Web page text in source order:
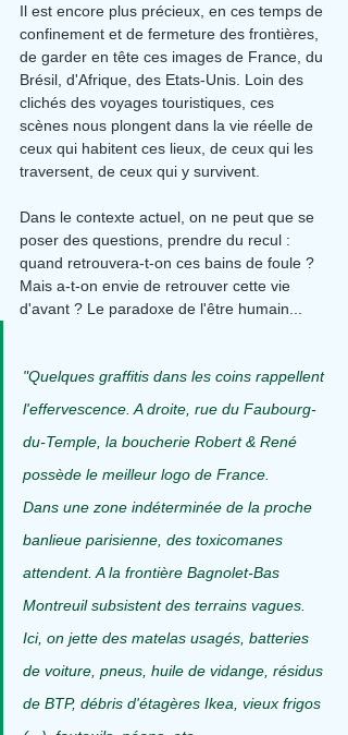
Il est encore plus précieux, en ces temps de
confinement et de fermeture des frontières,
de garder en tête ces images de France, du
Brésil, d'Afrique, des Etats-Unis. Loin des
clichés des voyages touristiques, ces
scènes nous plongent dans la vie réelle de
ceux qui habitent ces lieux, de ceux qui les
traversent, de ceux qui y survivent.
Dans le contexte actuel, on ne peut que se
poser des questions, prendre du recul :
quand retrouvera-t-on ces bains de foule ?
Mais a-t-on envie de retrouver cette vie
d'avant ? Le paradoxe de l'être humain...
"Quelques graffitis dans les coins rappellent
l'effervescence. A droite, rue du Faubourg-
du-Temple, la boucherie Robert & René
possède le meilleur logo de France.
Dans une zone indéterminée de la proche
banlieue parisienne, des toxicomanes
attendent. A la frontière Bagnolet-Bas
Montreuil subsistent des terrains vagues.
Ici, on jette des matelas usagés, batteries
de voiture, pneus, huile de vidange, résidus
de BTP, débris d'étagères Ikea, vieux frigos